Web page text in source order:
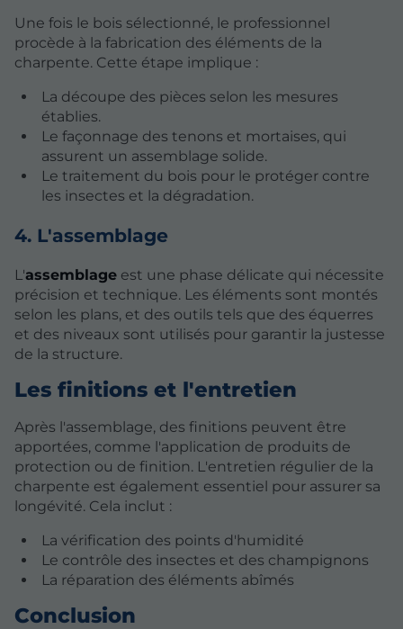
Une fois le bois sélectionné, le professionnel
procède à la fabrication des éléments de la
charpente. Cette étape implique :
La découpe des pièces selon les mesures
établies.
Le façonnage des tenons et mortaises, qui
assurent un assemblage solide.
Le traitement du bois pour le protéger contre
les insectes et la dégradation.
4. L'assemblage
L'assemblage est une phase délicate qui nécessite
précision et technique. Les éléments sont montés
selon les plans, et des outils tels que des équerres
et des niveaux sont utilisés pour garantir la justesse
de la structure.
Les finitions et l'entretien
Après l'assemblage, des finitions peuvent être
apportées, comme l'application de produits de
protection ou de finition. L'entretien régulier de la
charpente est également essentiel pour assurer sa
longévité. Cela inclut :
La vérification des points d'humidité
Le contrôle des insectes et des champignons
La réparation des éléments abîmés
Conclusion